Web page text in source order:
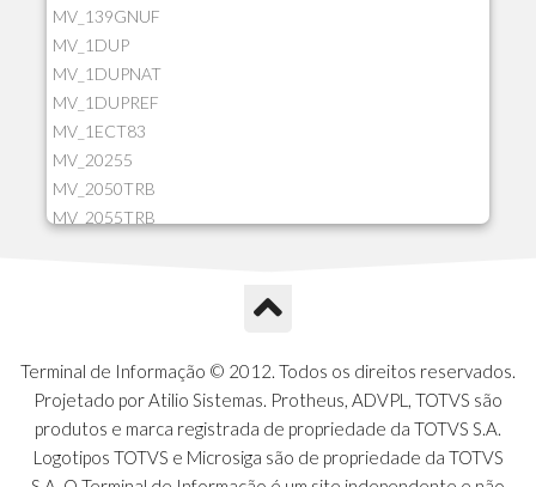
MV_139GNUF
MV_1DUP
MV_1DUPNAT
MV_1DUPREF
MV_1ECT83
MV_20255
MV_2050TRB
MV_2055TRB
MV_2GNOINC
MV_320SLD
MV_325PMDA
MV_330ATCM
MV_340LOCK
Terminal de Informação © 2012. Todos os direitos reservados.
Projetado por Atilio Sistemas. Protheus, ADVPL, TOTVS são
produtos e marca registrada de propriedade da TOTVS S.A.
Logotipos TOTVS e Microsiga são de propriedade da TOTVS